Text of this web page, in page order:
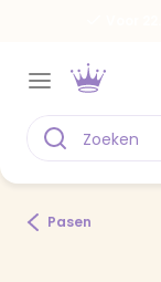
Pasen